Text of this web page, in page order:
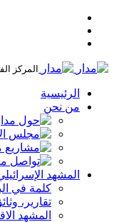
المركز
الرئيسية
من نحن
المشهد
كلمة في
تقارير،
المشهد